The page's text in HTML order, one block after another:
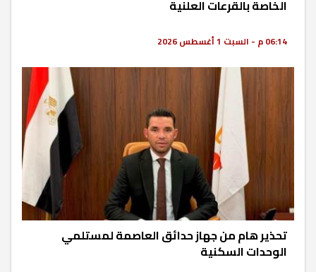
الخاصة بالقرعات العلنية
06:14 م - السبت 1 أغسطس 2026
تحذير هام من جهاز حدائق العاصمة لمستلمي
الوحدات السكنية